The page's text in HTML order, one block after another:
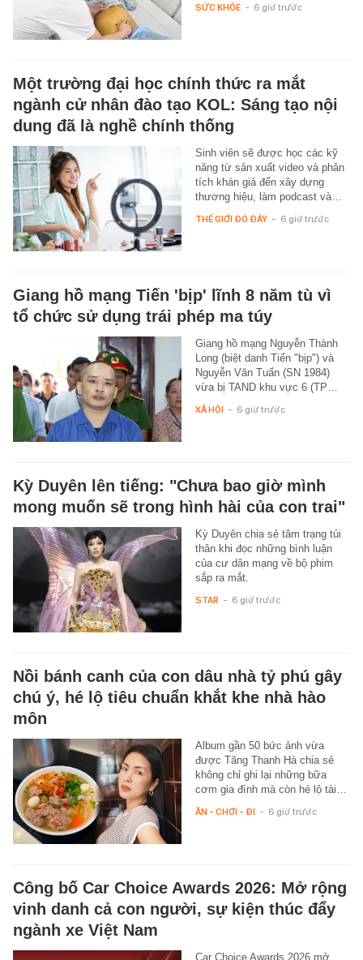
SỨC KHỎE - 6 giờ trước
Một trường đại học chính thức ra mắt
ngành cử nhân đào tạo KOL: Sáng tạo nội
dung đã là nghề chính thống
Sinh viên sẽ được học các kỹ
năng từ sản xuất video và phân
tích khán giả đến xây dựng
thương hiệu, làm podcast và…
THẾ GIỚI ĐÓ ĐÂY - 6 giờ trước
Giang hồ mạng Tiến 'bịp' lĩnh 8 năm tù vì
tổ chức sử dụng trái phép ma túy
Giang hồ mạng Nguyễn Thành
Long (biệt danh Tiến "bịp") và
Nguyễn Văn Tuấn (SN 1984)
vừa bị TAND khu vực 6 (TP…
XÃ HỘI - 6 giờ trước
Kỳ Duyên lên tiếng: "Chưa bao giờ mình
mong muốn sẽ trong hình hài của con trai"
Kỳ Duyên chia sẻ tâm trạng tủi
thân khi đọc những bình luận
của cư dân mạng về bộ phim
sắp ra mắt.
STAR - 6 giờ trước
Nồi bánh canh của con dâu nhà tỷ phú gây
chú ý, hé lộ tiêu chuẩn khắt khe nhà hào
môn
Album gần 50 bức ảnh vừa
được Tăng Thanh Hà chia sẻ
không chỉ ghi lại những bữa
cơm gia đình mà còn hé lộ tài…
ĂN - CHƠI - ĐI - 6 giờ trước
Công bố Car Choice Awards 2026: Mở rộng
vinh danh cả con người, sự kiện thúc đẩy
ngành xe Việt Nam
Car Choice Awards 2026 mở